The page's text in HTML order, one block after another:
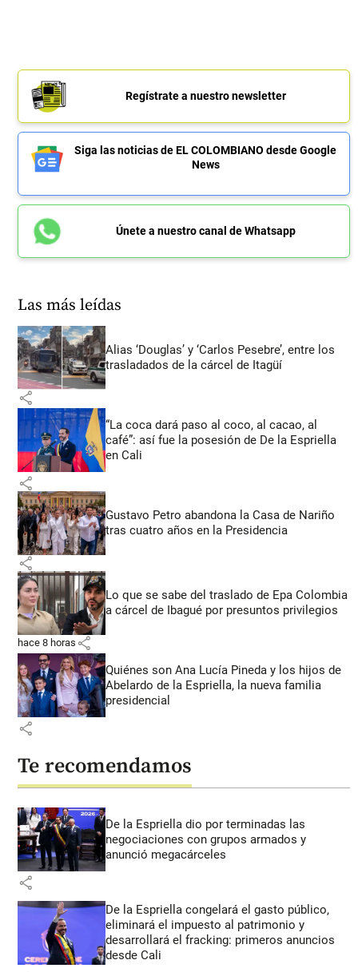
Regístrate a nuestro newsletter
Siga las noticias de EL COLOMBIANO desde Google
News
Únete a nuestro canal de Whatsapp
Las más leídas
Alias ‘Douglas’ y ‘Carlos Pesebre’, entre los
trasladados de la cárcel de Itagüí
share
“La coca dará paso al coco, al cacao, al
café”: así fue la posesión de De la Espriella
en Cali
share
Gustavo Petro abandona la Casa de Nariño
tras cuatro años en la Presidencia
share
Lo que se sabe del traslado de Epa Colombia
a cárcel de Ibagué por presuntos privilegios
hace 8 horas share
Quiénes son Ana Lucía Pineda y los hijos de
Abelardo de la Espriella, la nueva familia
presidencial
share
Te recomendamos
De la Espriella dio por terminadas las
negociaciones con grupos armados y
anunció megacárceles
share
De la Espriella congelará el gasto público,
eliminará el impuesto al patrimonio y
desarrollará el fracking: primeros anuncios
desde Cali